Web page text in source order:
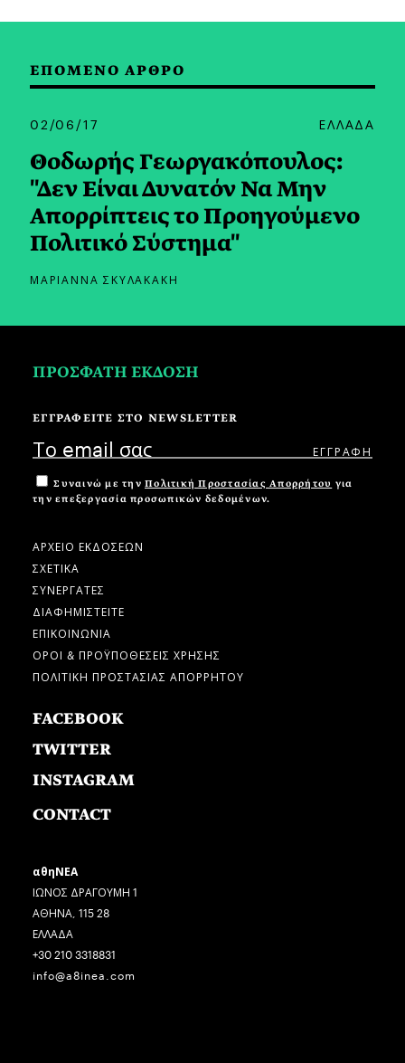
ΕΠΟΜΕΝΟ ΑΡΘΡΟ
02/06/17 ΕΛΛΑΔΑ
Θοδωρής Γεωργακόπουλος:
"Δεν Είναι Δυνατόν Να Μην
Απορρίπτεις το Προηγούμενο
Πολιτικό Σύστημα"
ΜΑΡΙΑΝΝΑ ΣΚΥΛΑΚΑΚΗ
ΠΡΟΣΦΑΤΗ ΕΚΔΟΣΗ
ΕΓΓΡΑΦΕΙΤΕ ΣΤΟ NEWSLETTER
Συναινώ με την Πολιτική Προστασίας Απορρήτου για
την επεξεργασία προσωπικών δεδομένων.
ΑΡΧΕΙΟ ΕΚΔΟΣΕΩΝ
ΣΧΕΤΙΚΑ
ΣΥΝΕΡΓΑΤΕΣ
ΔΙΑΦΗΜΙΣΤΕΙΤΕ
ΕΠΙΚΟΙΝΩΝΙΑ
ΟΡΟΙ & ΠΡΟΫΠΟΘΕΣΕΙΣ ΧΡΗΣΗΣ
ΠΟΛΙΤΙΚΗ ΠΡΟΣΤΑΣΙΑΣ ΑΠΟΡΡΗΤΟΥ
FACEBOOK
TWITTER
INSTAGRAM
CONTACT
αθηΝΕΑ
ΙΩΝΟΣ ΔΡΑΓΟΥΜΗ 1
ΑΘΗΝΑ, 115 28
ΕΛΛΑΔΑ
+30 210 3318831
info@a8inea.com